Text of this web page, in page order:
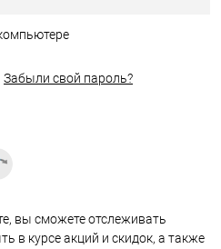
Забыли свой пароль?
вы сможете отслеживать
в курсе акций и скидок, а также